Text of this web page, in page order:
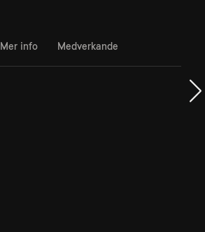
Mer info Medverkande